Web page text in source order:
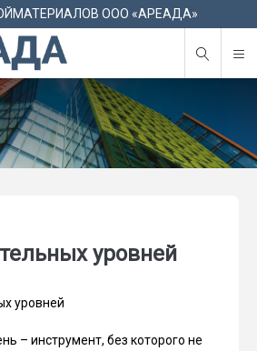
ООО «АРЕАДА»
уровней
– инструмент, без которого не